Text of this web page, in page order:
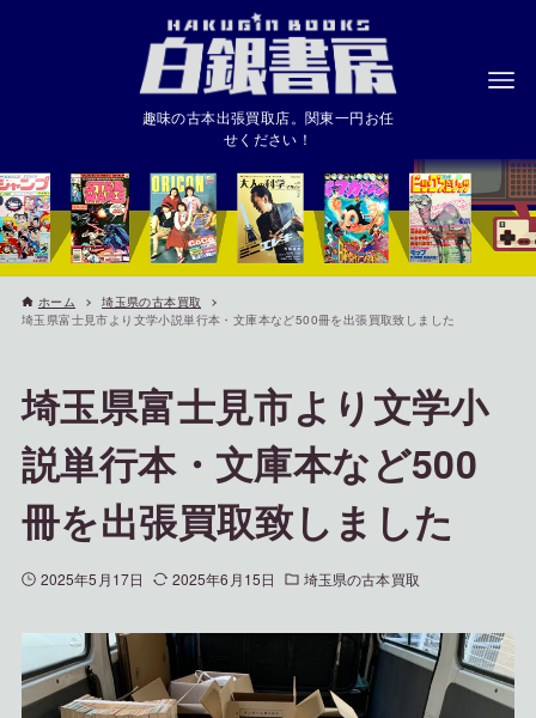
趣味の古本出張買取店。関東一円お任
せください！
ホーム
埼玉県の古本買取
埼玉県富士見市より文学小説単行本・文庫本など500冊を出張買取致しました
埼玉県富士見市より文学小
説単行本・文庫本など500
冊を出張買取致しました
2025年5月17日 2025年6月15日 埼玉県の古本買取